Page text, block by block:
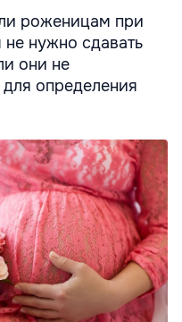
роженицам при
нужно сдавать
они не
определения